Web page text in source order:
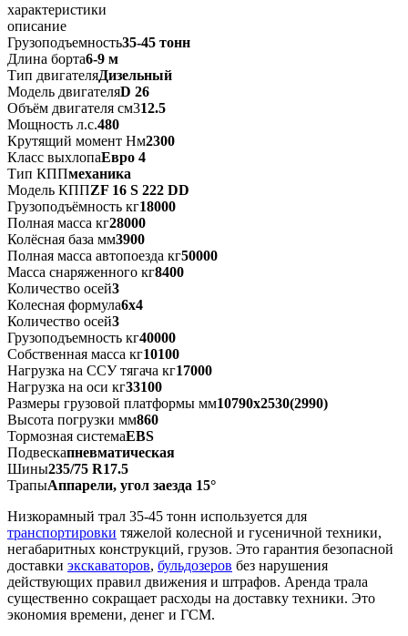
характеристики
описание
Грузоподъемность35-45 тонн
Длина борта6-9 м
Тип двигателяДизельный
Модель двигателяD 26
Объём двигателя см312.5
Мощность л.с.480
Крутящий момент Нм2300
Класс выхлопаЕвро 4
Тип КППмеханика
Модель КППZF 16 S 222 DD
Грузоподъёмность кг18000
Полная масса кг28000
Колёсная база мм3900
Полная масса автопоезда кг50000
Масса снаряженного кг8400
Количество осей3
Колесная формула6х4
Количество осей3
Грузоподъемность кг40000
Собственная масса кг10100
Нагрузка на ССУ тягача кг17000
Нагрузка на оси кг33100
Размеры грузовой платформы мм10790х2530(2990)
Высота погрузки мм860
Тормозная системаEBS
Подвескапневматическая
Шины235/75 R17.5
ТрапыАппарели, угол заезда 15°
Низкорамный трал 35-45 тонн используется для
транспортировки тяжелой колесной и гусеничной техники,
негабаритных конструкций, грузов. Это гарантия безопасной
доставки экскаваторов, бульдозеров без нарушения
действующих правил движения и штрафов. Аренда трала
существенно сокращает расходы на доставку техники. Это
экономия времени, денег и ГСМ.